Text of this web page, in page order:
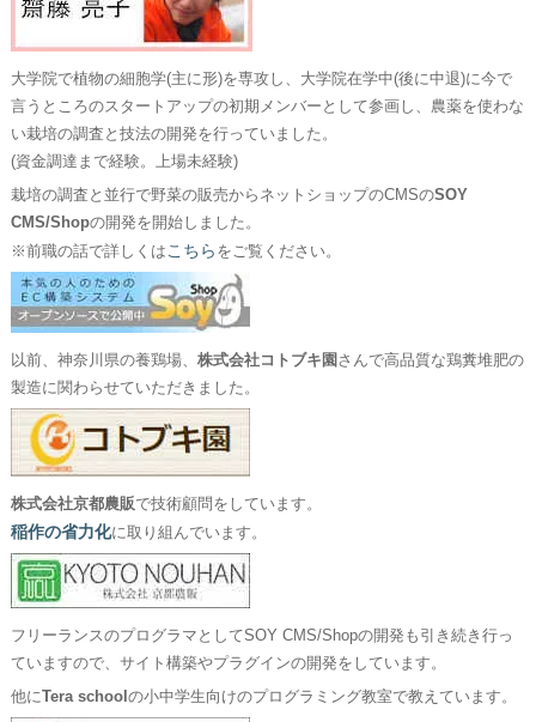
大学院で植物の細胞学(主に形)を専攻し、大学院在学中(後に中退)に今で
言うところのスタートアップの初期メンバーとして参画し、農薬を使わな
い栽培の調査と技法の開発を行っていました。
(資金調達まで経験。上場未経験)
栽培の調査と並行で野菜の販売からネットショップのCMSのSOY
CMS/Shopの開発を開始しました。
※前職の話で詳しくは こちら をご覧ください。
以前、神奈川県の養鶏場、 株式会社コトブキ園 さんで高品質な鶏糞堆肥の
製造に関わらせていただきました。
株式会社京都農販で技術顧問をしています。
稲作の省力化に取り組んでいます。
フリーランスのプログラマとしてSOY CMS/Shopの開発も引き続き行っ
ていますので、サイト構築やプラグインの開発をしています。
他にTera school の小中学生向けのプログラミング教室で教えています。